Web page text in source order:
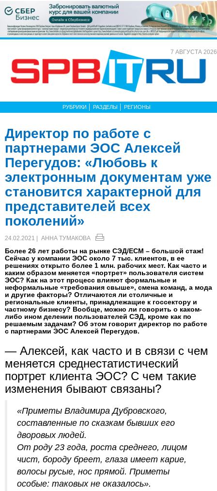
7 АВГУСТА 2026
РУБРИКИ РАЗДЕЛЫ РЕГИОНЫ
Директор по работе с
партнерами ЭОС Алексей
Перегудов: «Любовь к
электронным документам уже
становится характерной для
представителей всех
поколений»
24.02.2021 | АННА ТУМАКОВА
Более 26 лет работы на рынке СЭД/ЕСМ – большой стаж!
Сейчас у компании ЭОС около 7 тыс. клиентов, в ее
решениях открыто более 1 млн. рабочих мест. Как часто и
каким образом меняется «портрет» пользователя систем
ЭОС? Как на этот процесс влияют формальные и
неформальные «требования свыше», смена команд, а мода
и другие факторы? Отличаются ли столичные и
региональные клиенты, принадлежащие к госсектору и
частному бизнесу? Вообще, можно ли говорить о каком-
либо ином делении пользователей СЭД, кроме как по
решаемым задачам? Об этом говорит директор по работе
с партнерами ЭОС Алексей Перегудов.
— Алексей, как часто и в связи с чем
меняется среднестатистический
портрет клиента ЭОС? С чем такие
изменения бывают связаны?
«Приметы Владимира Дубровского,
составленные по сказкам бывших его
дворовых людей.
От роду 23 года, роста среднего, лицом
чист, бороду бреет, глаза имеет карие,
волосы русые, нос прямой. Приметы
особые: таковых не оказалось».